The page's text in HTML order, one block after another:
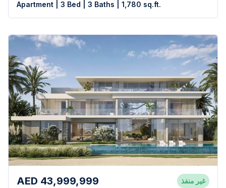
Apartment | 3 Bed | 3 Baths | 1,780 sq.ft.
AED 43,999,999
غير منفذ